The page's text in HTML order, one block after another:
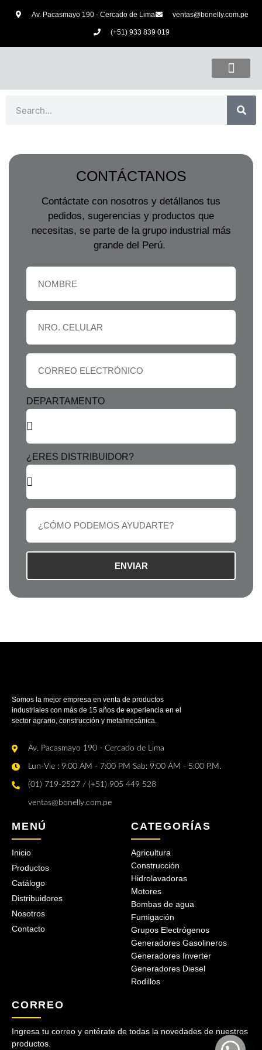
Av. Pacasmayo 190 - Cercado de Lima ventas@bonelly.com.pe
(+51) 933 839 019
CONTÁCTANOS
Contáctate con nosotros y detállanos tus
pedidos, sugerencias y productos que
necesitas, se parte de la grupo industrial más
grande del Perú.
DEPARTAMENTO
¿ERES DISTRIBUIDOR?
ENVIAR
Somos la mejor empresa en venta de productos
industriales con más de 15 años de experiencia en el
sector agrario, construcción y metalmecánica.
Av. Pacasmayo 190 - Cercado de Lima
Lun-Vie : 9:00 AM - 7:00 PM Sab: 9:00 AM - 5:00 P.M.
(01) 719-2527 / (+51) 905 449 528
ventas@bonelly.com.pe
MENÚ
Inicio
Productos
Catálogo
Distribuidores
Nosotros
Contacto
CATEGORÍAS
Agricultura
Construcción
Hidrolavadoras
Motores
Bombas de agua
Fumigación
Grupos Electrógenos
Generadores Gasolineros
Generadores Inverter
Generadores Diesel
Rodillos
CORREO
Ingresa tu correo y entérate de todas la novedades de nuestros
productos.